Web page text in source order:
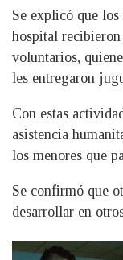
Se explicó que
hospital
voluntarios,
les entregaron
Con estas
asistencia
los menores que
Se confirmó que
desarrollar en